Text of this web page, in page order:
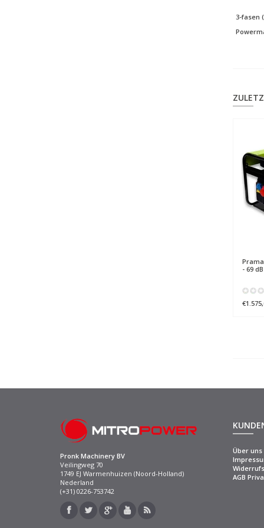
3-fasen
- 69
Pronk Machinery BV
Veilingweg 70
1749 EJ Warmenhuizen (Noord-Holland)
Nederland
(+31) 0226-753742
Über uns
AGB